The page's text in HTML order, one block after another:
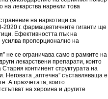
на лекарства нарекли това
на наркотици са
г. фармацевтичните гиганти ще
Ефективността пък на
пропорционално на
се ограничава само в рамките на
лекарствени препарати, които
континент структурата на
Неговата „аптечна” съставляваща е
А прахчетата, които
на хероина и другите